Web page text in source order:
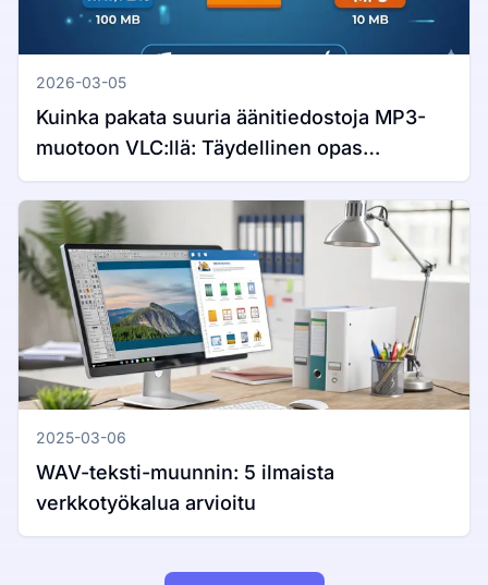
2026-03-05
Kuinka pakata suuria äänitiedostoja MP3-
muotoon VLC:llä: Täydellinen opas
Windowsille ja Macille
2025-03-06
WAV-teksti-muunnin: 5 ilmaista
verkkotyökalua arvioitu